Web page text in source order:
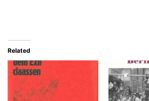
Related